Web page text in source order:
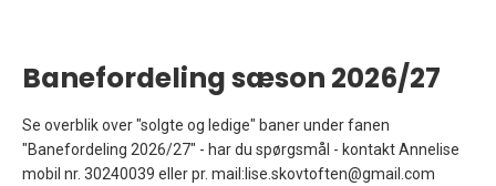
Banefordeling sæson 2026/27
Se overblik over "solgte og ledige" baner under fanen
"Banefordeling 2026/27" - har du spørgsmål - kontakt Annelise
mobil nr. 30240039 eller pr. mail:lise.skovtoften@gmail.com